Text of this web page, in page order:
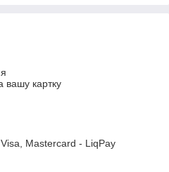
вашу картку
Mastercard - LiqPay